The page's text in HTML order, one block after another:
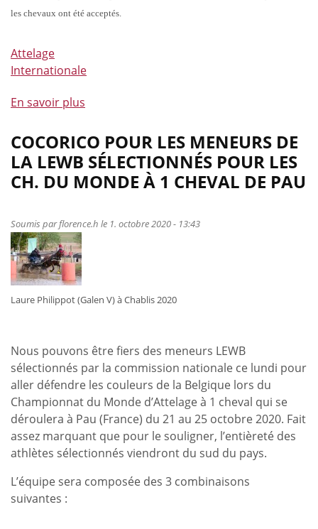
les chevaux ont été acceptés.
Attelage
Internationale
En savoir plus
de
Début
des
épreuves
Ch.
un
Pau
COCORICO POUR LES MENEURS DE
LA LEWB SÉLECTIONNÉS POUR LES
CH. DU MONDE À 1 CHEVAL DE PAU
Soumis parflorence.h le 1. octobre 2020 - 13:43
Laure Philippot (Galen V) à Chablis 2020
Nous pouvons être fiers des meneurs LEWB
sélectionnés par la commission nationale ce lundi pour
aller défendre les couleurs de la Belgique lors du
Championnat du Monde d’Attelage à 1 cheval qui se
déroulera à Pau (France) du 21 au 25 octobre 2020. Fait
assez marquant que pour le souligner, l’entièreté des
athlètes sélectionnés viendront du sud du pays.
L’équipe sera composée des 3 combinaisons
suivantes :